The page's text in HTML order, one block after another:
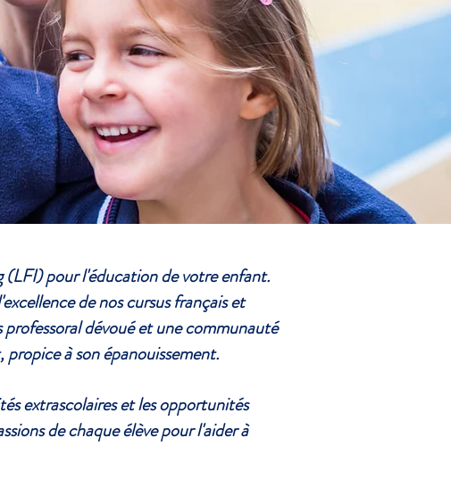
(LFI) pour l'éducation de votre enfant.
de nos cursus français et
dévoué et une communauté
à son épanouissement.
extrascolaires et les opportunités
de chaque élève pour l'aider à